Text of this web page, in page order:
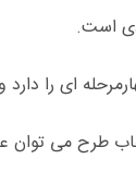
ای را
طرح می